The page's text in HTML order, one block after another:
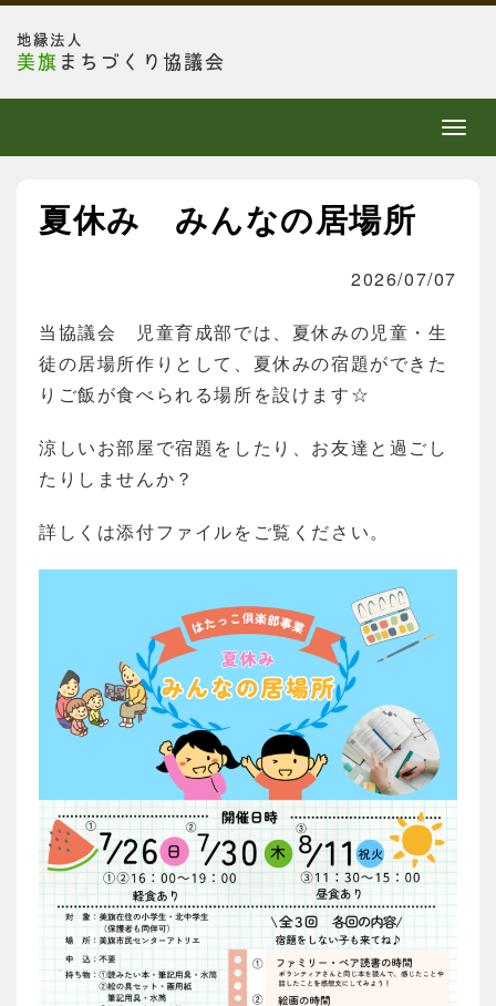
メ
ニ
夏休み みんなの居場所
2026/07/07
当協議会 児童育成部では、夏休みの児童・生
徒の居場所作りとして、夏休みの宿題ができた
りご飯が食べられる場所を設けます☆
涼しいお部屋で宿題をしたり、お友達と過ごし
たりしませんか？
詳しくは添付ファイルをご覧ください。